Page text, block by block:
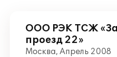
ООО РЭК ТСЖ
проезд 22»
Москва, Апрель 2008